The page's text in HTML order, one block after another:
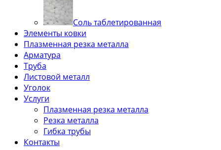
Соль таблетированная
Элементы ковки
Плазменная резка металла
Арматура
Труба
Листовой металл
Уголок
Услуги
Плазменная резка металла
Резка металла
Гибка трубы
Контакты